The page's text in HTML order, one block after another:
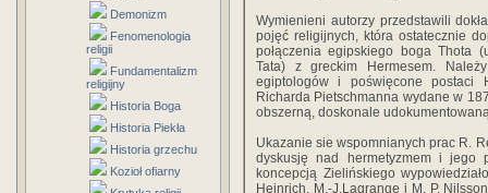
Demonizm
Fenomenologia
religii
Fundamentalizm
religijny
Historia Boga
Historia Piekła
Historia grzechu
Kozioł ofiarny
Wymienieni autorzy przedstawili
pojęć religijnych, która ostatecznie
połączenia egipskiego boga Thota
Tata) z greckim Hermesem.
egiptologów i poświęcone postaci
Richarda Pietschmanna wydane w
obszerną, doskonale
Ukazanie sie wspomnianych prac R.
dyskusję nad hermetyzmem i jego
koncepcją Zielińskiego
Heinrich, M.-J.Lagrange i M. P.